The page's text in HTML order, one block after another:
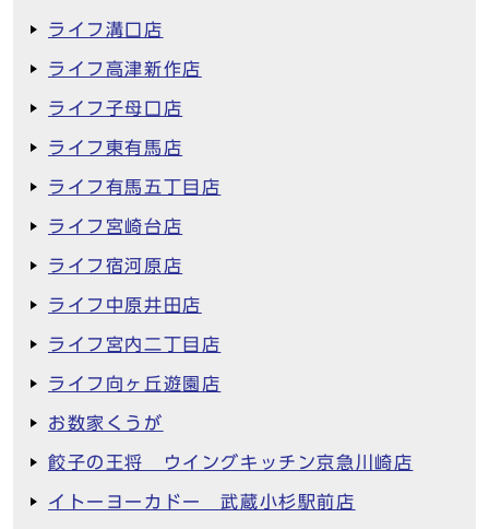
ライフ溝口店
ライフ高津新作店
ライフ子母口店
ライフ東有馬店
ライフ有馬五丁目店
ライフ宮崎台店
ライフ宿河原店
ライフ中原井田店
ライフ宮内二丁目店
ライフ向ヶ丘遊園店
お数家くうが
餃子の王将 ウイングキッチン京急川崎店
イトーヨーカドー 武蔵小杉駅前店